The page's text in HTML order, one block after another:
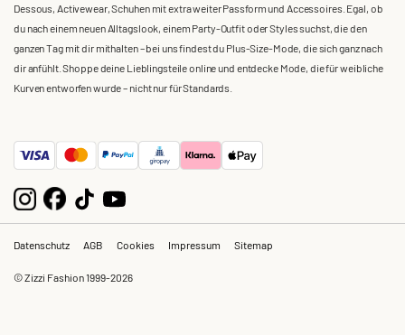
Dessous, Activewear, Schuhen mit extra weiter Passform und Accessoires. Egal, ob
du nach einem neuen Alltagslook, einem Party-Outfit oder Styles suchst, die den
ganzen Tag mit dir mithalten – bei uns findest du Plus-Size-Mode, die sich ganz nach
dir anfühlt. Shoppe deine Lieblingsteile online und entdecke Mode, die für weibliche
Kurven entworfen wurde – nicht nur für Standards.
Datenschutz AGB Cookies Impressum Sitemap
© Zizzi Fashion 1999-2026